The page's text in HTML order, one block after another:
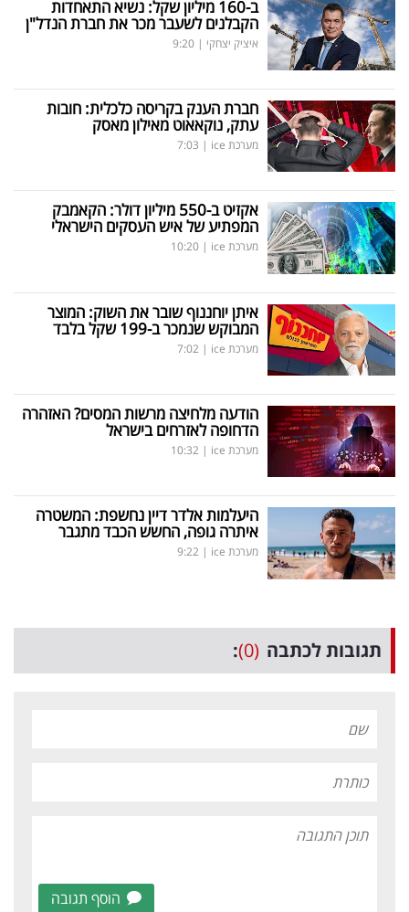
ב-160 מיליון שקל: נשיא התאחדות
הקבלנים לשעבר מכר את חברת הנדל"ן
איציק יצחקי |
9:20
חברת הענק בקריסה כלכלית: חובות
עתק, נוקאאוט מאילון מאסק
מערכת ice |
7:03
אקזיט ב-550 מיליון דולר: הקאמבק
המפתיע של איש העסקים הישראלי
מערכת ice |
10:20
איתן יוחננוף שובר את השוק: המוצר
המבוקש שנמכר ב-199 שקל בלבד
מערכת ice |
7:02
הודעה מלחיצה מרשות המסים? האזהרה
הדחופה לאזרחים בישראל
מערכת ice |
10:32
היעלמות אלדר דיין נחשפת: המשטרה
איתרה גופה, החשש הכבד מתגבר
מערכת ice |
9:22
תגובות לכתבה (0)
:
הוסף תגובה